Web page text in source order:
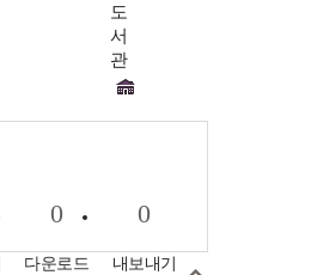
도
서
관
0
다운로드
0
내보내기